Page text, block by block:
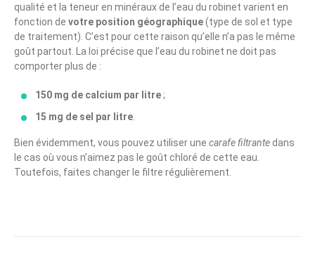
qualité et la teneur en minéraux de l’eau du robinet varient en
fonction de votre position géographique(type de sol et type
de traitement). C’est pour cette raison qu’elle n’a pas le même
goût partout. La loi précise que l’eau du robinet ne doit pas
comporter plus de :
150 mg de calcium par litre;
15 mg de sel par litre
Bien évidemment, vous pouvez utiliser une carafe filtrante dans
le cas où vous n’aimez pas le goût chloré de cette eau.
Toutefois, faites changer le filtre régulièrement.